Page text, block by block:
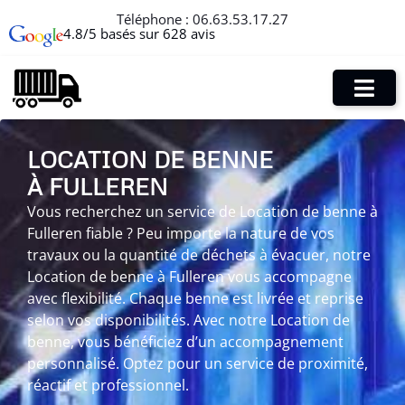
Téléphone : 06.63.53.17.27
4.8/5 basés sur 628 avis
LOCATION DE BENNE
À FULLEREN
Vous recherchez un service de Location de benne à
Fulleren fiable ? Peu importe la nature de vos
travaux ou la quantité de déchets à évacuer, notre
Location de benne à Fulleren vous accompagne
avec flexibilité. Chaque benne est livrée et reprise
selon vos disponibilités. Avec notre Location de
benne, vous bénéficiez d’un accompagnement
personnalisé. Optez pour un service de proximité,
réactif et professionnel.